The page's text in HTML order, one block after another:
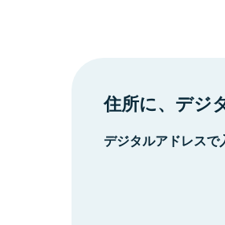
住所に、デジ
デジタルアドレス